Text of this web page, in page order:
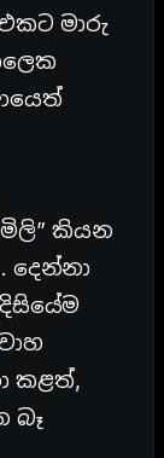
මාරු
කියන
දෙන්නා
කළත්,
බෑ